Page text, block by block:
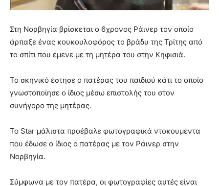
Στη Νορβηγία βρίσκεται ο 6χρονος Ράινερ τον οποίο
άρπαξε ένας κουκουλοφόρος το βράδυ της Τρίτης από
το σπίτι που έμενε με τη μητέρα του στην Κηφισιά.
Το σκηνικό έστησε ο πατέρας του παιδιού κάτι το οποίο
γνωστοποίησε ο ίδιος μέσω επιστολής του στον
συνήγορο της μητέρας.
Το Star μάλιστα προέβαλε φωτογραφικά ντοκουμέντα
που έδωσε ο ίδιος ο πατέρας με τον Ράινερ στην
Νορβηγία.
Σύμφωνα με τον πατέρα, οι φωτογραφίες αυτές είναι